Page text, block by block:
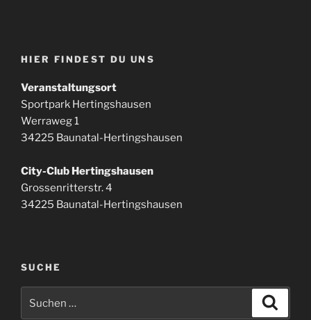
HIER FINDEST DU UNS
Veranstaltungsort
Sportpark Hertingshausen
Werraweg 1
34225 Baunatal-Hertingshausen
City-Club Hertingshausen
Grossenritterstr. 4
34225 Baunatal-Hertingshausen
SUCHE